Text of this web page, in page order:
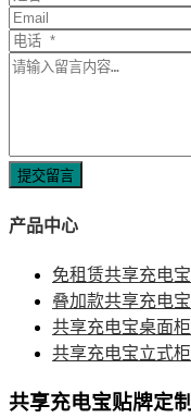
提交留言
产品中心
免租赁共享充电宝
叠加款共享充电宝
共享充电宝桌面柜
共享充电宝立式柜
共享充电宝贴牌定制